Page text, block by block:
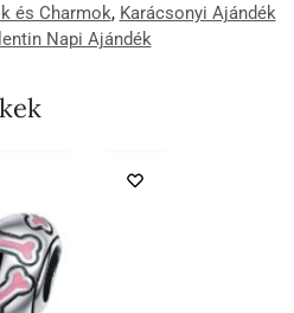
és Charmok, Karácsonyi Ajándék
Napi Ajándék